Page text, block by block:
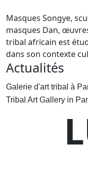
Masques Songye,
masques Dan,
tribal africain est
dans son contexte
Actualités
Galerie d'art tribal à
Tribal Art Gallery in